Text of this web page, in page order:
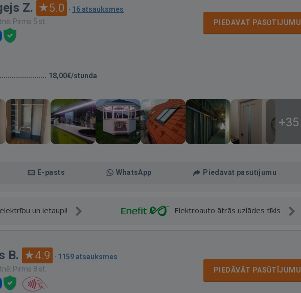
Z. 5.0 · 16 atsauksmes
Pirms 5 st.
PIEDĀVĀT PASŪTĪJUMU
18,00€/stunda
+35
E-pasts WhatsApp Piedāvāt pasūtījumu
un ietaupi! Elektroauto ātrās uzlādes tīkls
B. 4.9 · 1159 atsauksmes
Pirms 8 st.
PIEDĀVĀT PASŪTĪJUMU